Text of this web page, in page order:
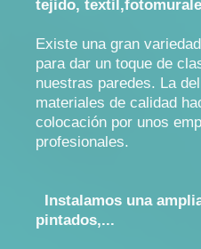
tejido,
Existe una gran
para dar un toque de
nuestras paredes. La
materiales de calidad
colocación por unos
profesionales.
Instalamos una
pintados,...